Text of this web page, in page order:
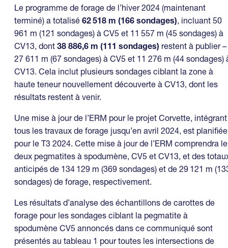
Le programme de forage de l’hiver 2024 (maintenant
terminé) a totalisé 62518 m (166 sondages), incluant 50
961 m (121 sondages) à CV5 et 11 557 m (45 sondages) à
CV13, dont 38 886,6 m (111 sondages) restent à publier –
27 611 m (67 sondages) à CV5 et 11 276 m (44 sondages)
CV13. Cela inclut plusieurs sondages ciblant la zone à
haute teneur nouvellement découverte à CV13, dont les
résultats restent à venir.
Une mise à jour de l’ERM pour le projet Corvette, intégrant
tous les travaux de forage jusqu’en avril 2024, est planifiée
pour le T3 2024. Cette mise à jour de l’ERM comprendra
deux pegmatites à spodumène, CV5 et CV13, et des
anticipés de 134 129 m (369 sondages) et de 29 121 m
sondages) de forage, respectivement.
Les résultats d’analyse des échantillons de carottes de
forage pour les sondages ciblant la pegmatite à
spodumène CV5 annoncés dans ce communiqué sont
présentés au tableau 1 pour toutes les intersections de